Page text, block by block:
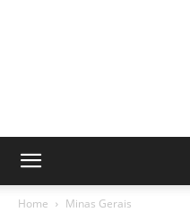
Home Minas Gerais